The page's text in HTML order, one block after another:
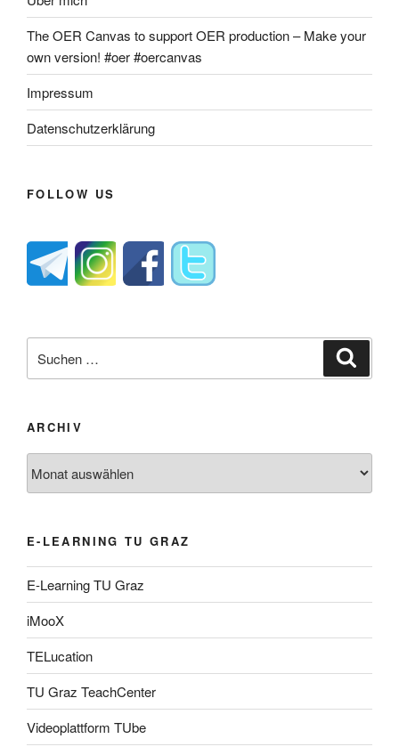
The OER Canvas to support OER production – Make your
own version! #oer #oercanvas
Impressum
Datenschutzerklärung
FOLLOW US
nach:
ARCHIV
E-LEARNING TU GRAZ
E-Learning TU Graz
iMooX
TELucation
TU Graz TeachCenter
Videoplattform TUbe